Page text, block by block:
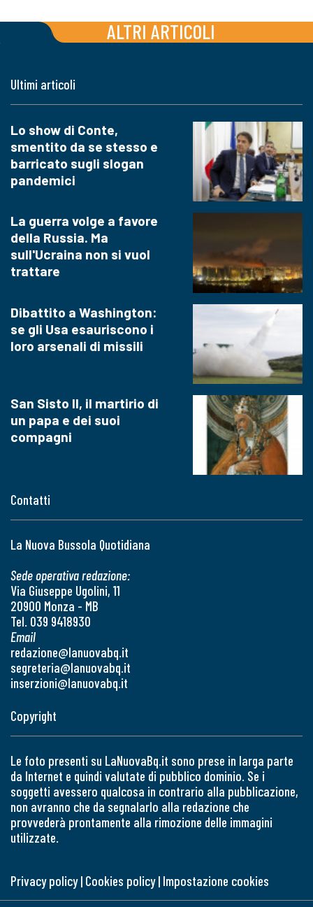
ALTRI ARTICOLI
Contatti
La Nuova Bussola Quotidiana
Sede operativa redazione:
Via Giuseppe Ugolini, 11
20900 Monza - MB
Tel. 039 9418930
Email
redazione@lanuovabq.it
segreteria@lanuovabq.it
inserzioni@lanuovabq.it
Ultimi articoli
Lo show di Conte,
smentito da se stesso e
barricato sugli slogan
pandemici
La guerra volge a favore
della Russia. Ma
sull'Ucraina non si vuol
trattare
Dibattito a Washington:
se gli Usa esauriscono i
loro arsenali di missili
San Sisto II, il martirio di
un papa e dei suoi
compagni
Copyright
Le foto presenti su LaNuovaBq.it sono prese in larga parte
da Internet e quindi valutate di pubblico dominio. Se i
soggetti avessero qualcosa in contrario alla pubblicazione,
non avranno che da segnalarlo alla redazione che
provvederà prontamente alla rimozione delle immagini
utilizzate.
Privacy policy| Cookies policy| Impostazione cookies